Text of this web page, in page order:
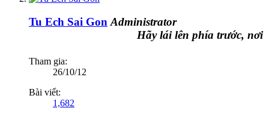
Tu Ech Sai Gon Administrator
Hãy lái lên phía trước, nơi
Tham gia:
26/10/12
Bài viết:
1,682